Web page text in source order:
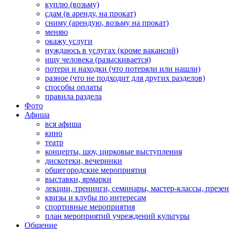
куплю (возьму)
сдам (в аренду, на прокат)
сниму (арендую, возьму на прокат)
меняю
окажу услуги
нуждаюсь в услугах (кроме вакансий)
ищу человека (разыскивается)
потери и находки (что потеряли или нашли)
разное (что не подходит для других разделов)
способы оплаты
правила раздела
Фото
Афиша
вся афиша
кино
театр
концерты, шоу, цирковые выступления
дискотеки, вечеринки
общегородские мероприятия
выставки, ярмарки
лекции, тренинги, семинары, мастер-классы,
квизы и клубы по интересам
спортивные мероприятия
план мероприятий учреждений культуры
Общение